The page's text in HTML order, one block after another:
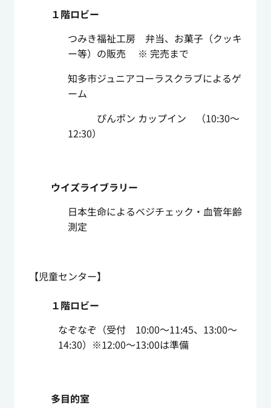
１階ロビー
つみき福祉工房 弁当、お菓子（クッキ
ー等）の販売 ※ 完売まで
知多市ジュニアコーラスクラブによるゲ
ーム
ぴんポン カップイン （10:30～
12:30）
ウイズライブラリー
日本生命によるベジチェック・血管年齢
測定
【児童センター】
１階ロビー
なぞなぞ（受付 10:00～11:45、13:00～
14:30）※12:00～13:00は準備
多目的室